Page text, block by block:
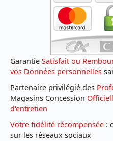
Garantie Satisfait ou
vos Données personnelles
Partenaire privilégié des
Magasins Concession
d'entretien
Votre fidélité récompensée :
sur les réseaux sociaux